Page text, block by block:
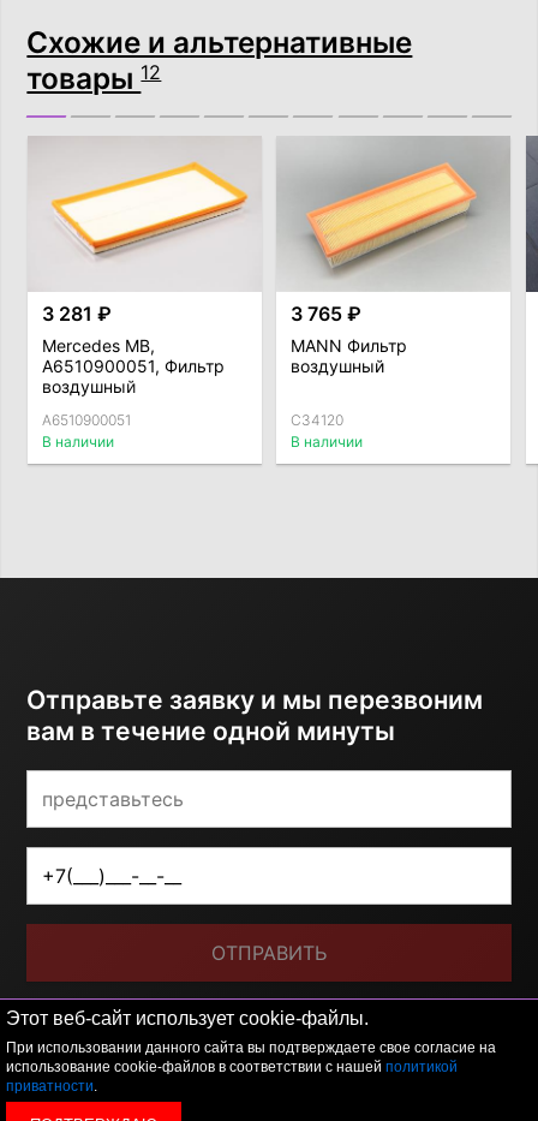
Этот веб-сайт использует cookie-файлы.
При использовании данного сайта вы подтверждаете свое согласие на
использование cookie-файлов в соответствии с нашей политикой
приватности.
Схожие и альтернативные
товары12
3 281 ₽
Mercedes MB,
A6510900051, Фильтр
воздушный
A6510900051
В наличии
3 765 ₽
MANN Фильтр
воздушный
C34120
В наличии
Отправьте заявку и мы перезвоним
вам в течение одной минуты
ОТПРАВИТЬ
Я принимаю условияполитики обработки
персональных данных